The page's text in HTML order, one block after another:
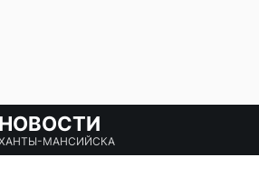
НОВОСТИ
МАНСИЙСКА